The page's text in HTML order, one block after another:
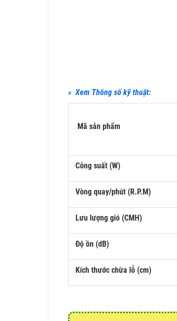
» Xem Thông số kỹ thuật:
Mã sản phẩm
Công suất (W)
Vòng quay/phút (R.P.M)
Lưu lượng gió (CMH)
Độ ồn (dB)
Kích thước chừa lỗ (cm)